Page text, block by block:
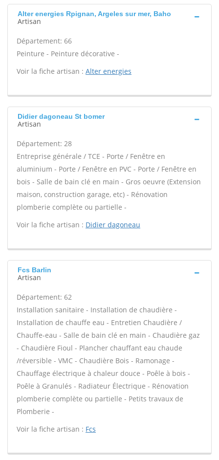
Alter energies Rpignan, Argeles sur mer, Baho
Artisan
Département: 66
Peinture - Peinture décorative -
Voir la fiche artisan : Alter energies
Didier dagoneau St bomer
Artisan
Département: 28
Entreprise générale / TCE - Porte / Fenêtre en
aluminium - Porte / Fenêtre en PVC - Porte / Fenêtre en
bois - Salle de bain clé en main - Gros oeuvre (Extension
maison, construction garage, etc) - Rénovation
plomberie complète ou partielle -
Voir la fiche artisan : Didier dagoneau
Fcs Barlin
Artisan
Département: 62
Installation sanitaire - Installation de chaudière -
Installation de chauffe eau - Entretien Chaudière /
Chauffe-eau - Salle de bain clé en main - Chaudière gaz
- Chaudière Fioul - Plancher chauffant eau chaude
/réversible - VMC - Chaudière Bois - Ramonage -
Chauffage électrique à chaleur douce - Poêle à bois -
Poêle à Granulés - Radiateur Électrique - Rénovation
plomberie complète ou partielle - Petits travaux de
Plomberie -
Voir la fiche artisan : Fcs